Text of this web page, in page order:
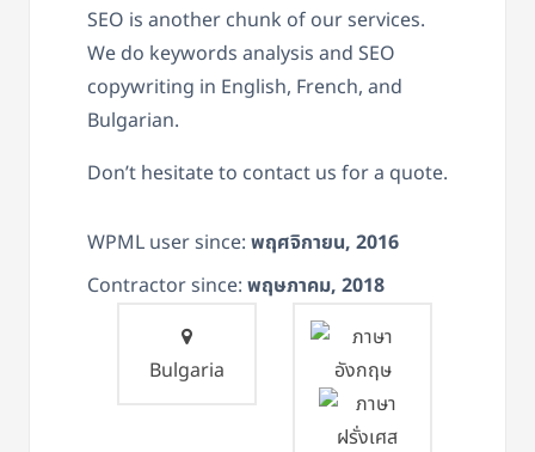
SEO is another chunk of our services.
We do keywords analysis and SEO
copywriting in English, French, and
Bulgarian.
Don’t hesitate to contact us for a quote.
WPML user since: พฤศจิกายน, 2016
Contractor since: พฤษภาคม, 2018
Bulgaria